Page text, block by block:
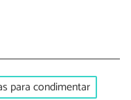
para condimentar